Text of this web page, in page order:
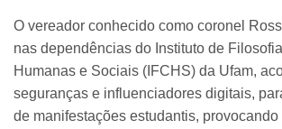
O vereador conhecido como coronel
nas dependências do Instituto de
Humanas e Sociais (IFCHS) da Ufam,
seguranças e influenciadores digitais,
de manifestações estudantis,